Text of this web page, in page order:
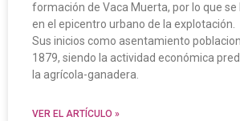
formación de Vaca Muerta, por lo que
en el epicentro urbano de la explotación.
Sus inicios como asentamiento
1879, siendo la actividad económica
la agrícola-ganadera.
VER EL ARTÍCULO »